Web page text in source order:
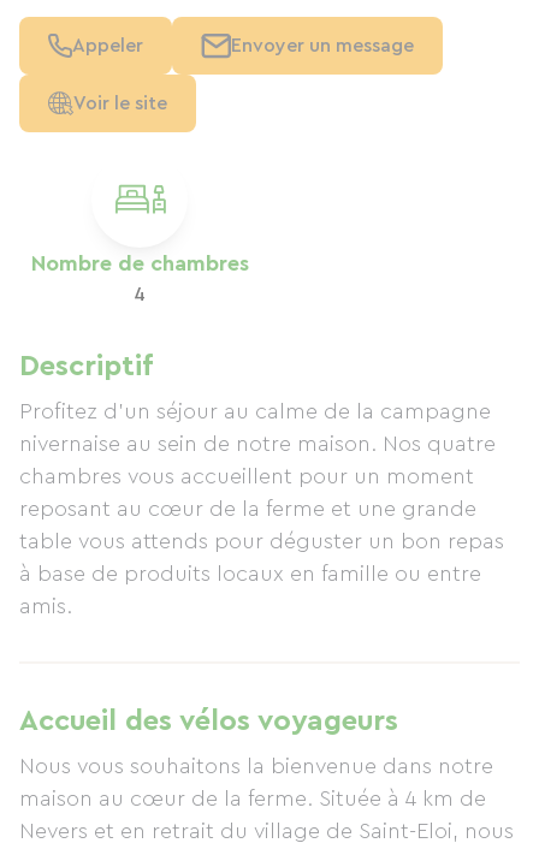
Nombre de chambres
4
Descriptif
Profitez d'un séjour au calme de la campagne
nivernaise au sein de notre maison. Nos quatre
chambres vous accueillent pour un moment
reposant au cœur de la ferme et une grande
table vous attends pour déguster un bon repas
à base de produits locaux en famille ou entre
amis.
Accueil des vélos voyageurs
Nous vous souhaitons la bienvenue dans notre
maison au cœur de la ferme. Située à 4 km de
Nevers et en retrait du village de Saint-Eloi, nous
Appeler Envoyer un message
Voir le site